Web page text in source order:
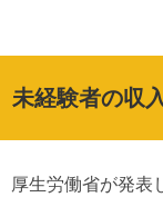
未経験者の収
厚生労働省が発表